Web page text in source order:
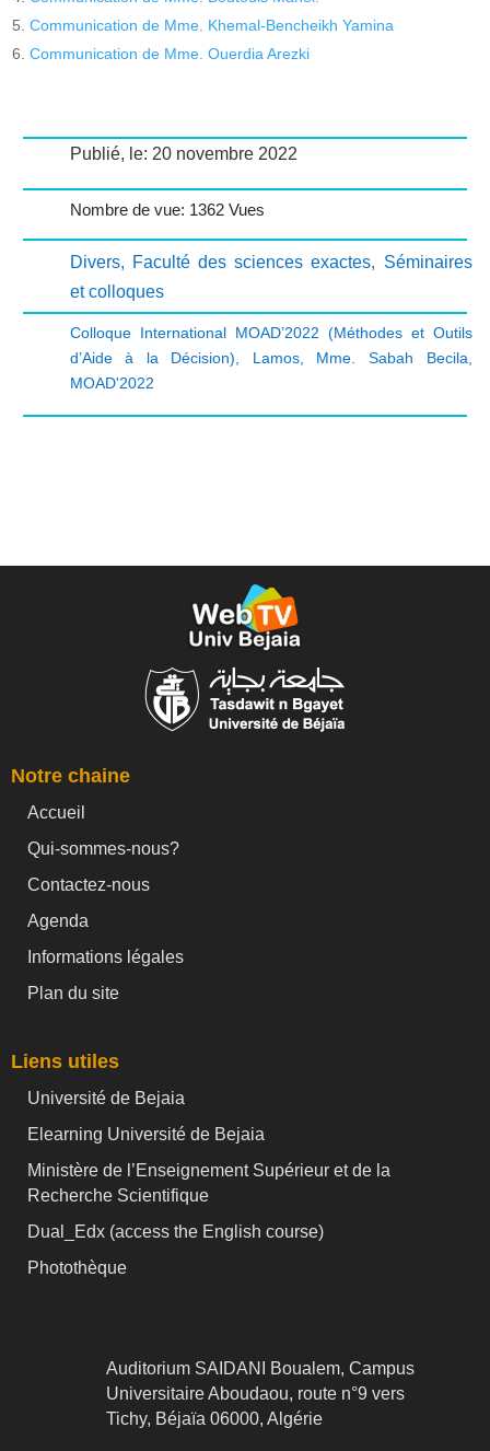
Communication de Mme. Khemal-Bencheikh Yamina
Communication de Mme. Ouerdia Arezki
Publié, le: 20 novembre 2022
Nombre de vue: 1362 Vues
Divers, Faculté des sciences exactes, Séminaires
et colloques
Colloque International MOAD’2022 (Méthodes et Outils
d’Aide à la Décision)
Lamos, Mme. Sabah Becila
MOAD'2022
Notre chaine
Accueil
Qui-sommes-nous?
Contactez-nous
Agenda
Informations légales
Plan du site
Liens utiles
Université de Bejaia
Elearning Université de Bejaia
Ministère de l’Enseignement Supérieur et de la
Recherche Scientifique
Dual_Edx (access the English course)
Photothèque
Auditorium SAIDANI Boualem, Campus
Universitaire Aboudaou, route n°9 vers
Tichy, Béjaïa 06000, Algérie